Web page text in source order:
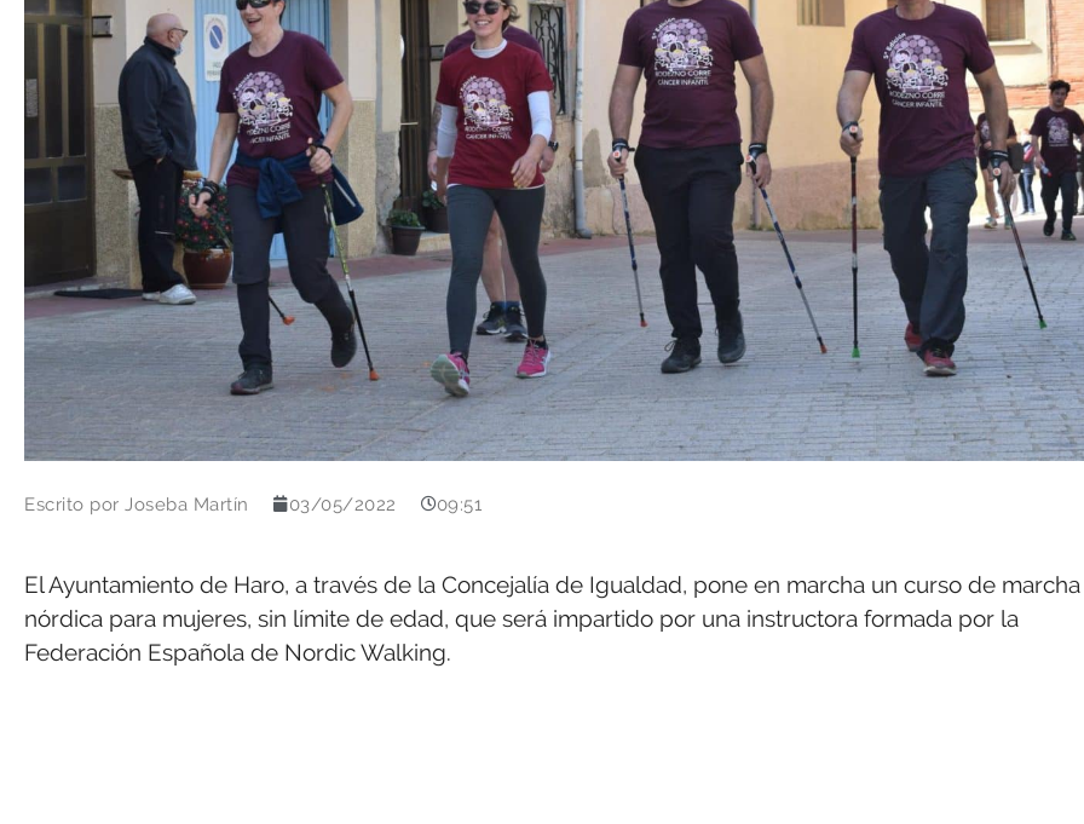
Escrito por Joseba Martín 03/05/2022 09:51
El Ayuntamiento de Haro, a través de la Concejalía de Igualdad, pone en marcha un curso de marcha
nórdica para mujeres, sin límite de edad, que será impartido por una instructora formada por la
Federación Española de Nordic Walking.